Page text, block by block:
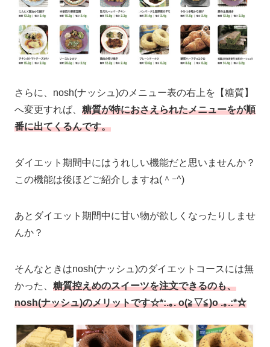
さらに、nosh(ナッシュ)のメニュー表の右上を【糖質】
へ変更すれば、 糖質が特におさえられたメニューをが順
番に出てくるんです。
ダイエット期間中にはうれしい機能だと思いませんか？
この機能は後ほどご紹介しますね(＾ｰ^)
あとダイエット期間中に甘い物が欲しくなったりしませ
んか？
そんなときはnosh(ナッシュ)のダイエットコースには無
かった、 糖質控えめのスイーツを注文できるのも、
nosh(ナッシュ)のメリットです☆*:.｡. o(≧▽≦)o .｡.:*☆